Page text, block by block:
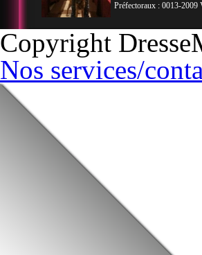
Préfectoraux : 0013-2009
Copyright
Nos services/